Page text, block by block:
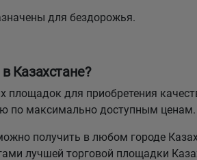
для бездорожья.
Казахстане?
площадок для приобретения
по максимально доступным ценам.
получить в любом городе
лучшей торговой площадки